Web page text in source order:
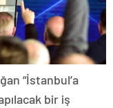
“İstanbul’a
bir iş